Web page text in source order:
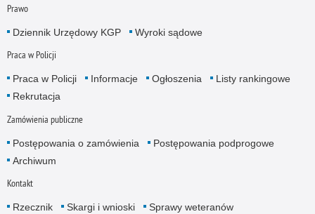
Prawo
Dziennik Urzędowy KGP Wyroki sądowe
Praca w Policji
Praca w Policji Informacje Ogłoszenia
Listy rankingowe
Rekrutacja
Zamówienia publiczne
Postępowania o zamówienia
Postępowania podprogowe
Archiwum
Kontakt
Rzecznik Skargi i wnioski Sprawy weteranów